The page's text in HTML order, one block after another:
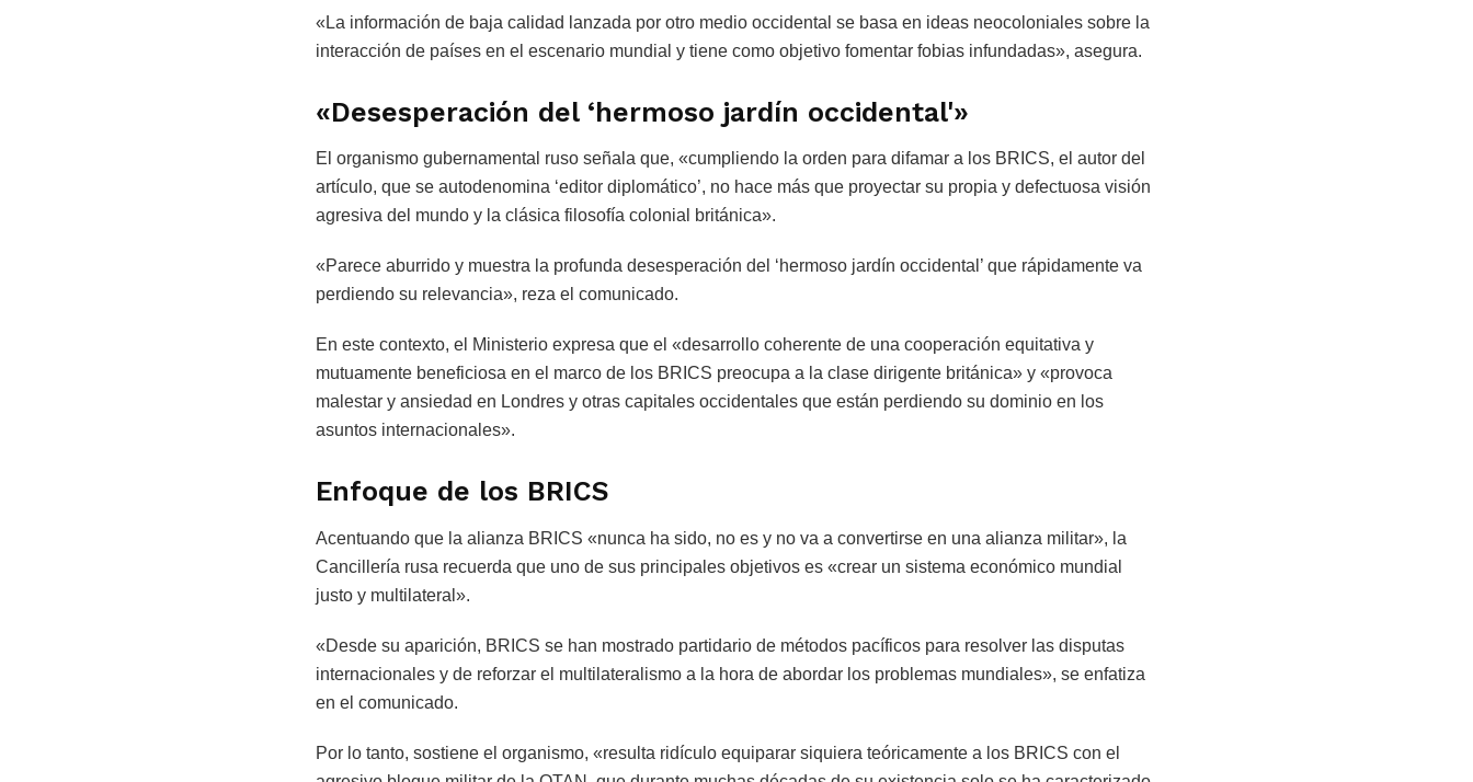
«La información de baja calidad lanzada por otro medio occidental se basa en ideas neocoloniales sobre la
interacción de países en el escenario mundial y tiene como objetivo fomentar fobias infundadas», asegura.
«Desesperación del ‘hermoso jardín occidental'»
El organismo gubernamental ruso señala que, «cumpliendo la orden para difamar a los BRICS, el autor del
artículo, que se autodenomina ‘editor diplomático’, no hace más que proyectar su propia y defectuosa visión
agresiva del mundo y la clásica filosofía colonial británica».
«Parece aburrido y muestra la profunda desesperación del ‘hermoso jardín occidental’ que rápidamente va
perdiendo su relevancia», reza el comunicado.
En este contexto, el Ministerio expresa que el «desarrollo coherente de una cooperación equitativa y
mutuamente beneficiosa en el marco de los BRICS preocupa a la clase dirigente británica» y «provoca
malestar y ansiedad en Londres y otras capitales occidentales que están perdiendo su dominio en los
asuntos internacionales».
Enfoque de los BRICS
Acentuando que la alianza BRICS «nunca ha sido, no es y no va a convertirse en una alianza militar», la
Cancillería rusa recuerda que uno de sus principales objetivos es «crear un sistema económico mundial
justo y multilateral».
«Desde su aparición, BRICS se han mostrado partidario de métodos pacíficos para resolver las disputas
internacionales y de reforzar el multilateralismo a la hora de abordar los problemas mundiales», se enfatiza
en el comunicado.
Por lo tanto, sostiene el organismo, «resulta ridículo equiparar siquiera teóricamente a los BRICS con el